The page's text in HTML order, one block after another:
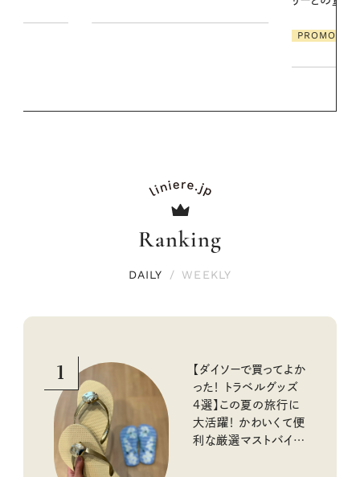
Ranking
DAILY / WEEKLY
1
【ダイソーで買ってよか
った！ トラベルグッズ
4選】この夏の旅行に
大活躍！ かわいくて便
利な厳選マストバイア